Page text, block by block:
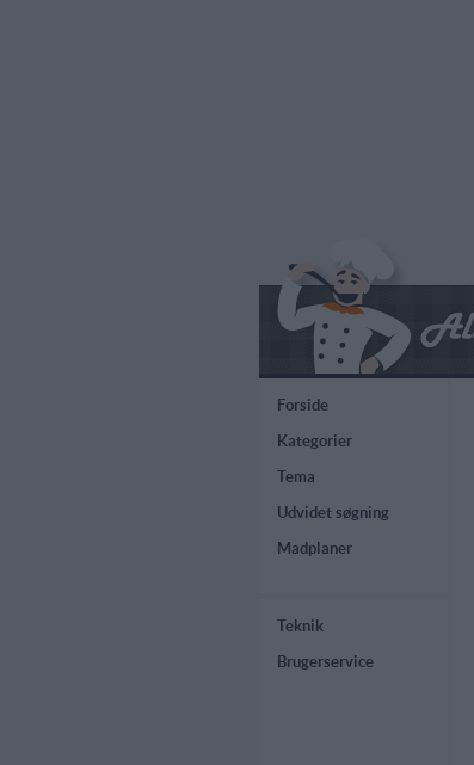
Forside
Kategorier
Tema
Udvidet søgning
Madplaner
Teknik
Brugerservice